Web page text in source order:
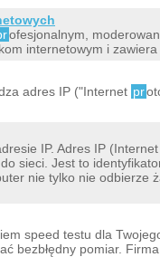
ofesjonalnym,
internetowym i zawiera
adres IP ("Internet pr
IP. Adres IP
sieci. Jest to
nie tylko nie odbierze
speed testu dla
bezbłędny pomiar.